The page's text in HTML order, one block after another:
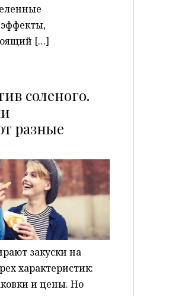
[…]
соленого.
разные
закуски на
характеристик:
и цены. Но